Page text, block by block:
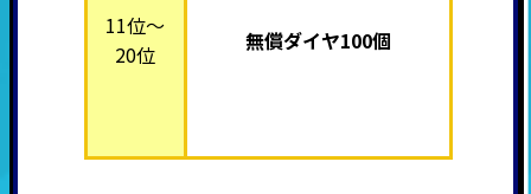
11位～
20位
無償ダイヤ100個